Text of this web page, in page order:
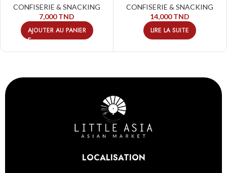
CONFISERIE & SNACKING
7,000TND
AJOUTER AU PANIER
CONFISERIE & SNACKING
14,000TND
LIRE LA SUITE
LOCALISATION